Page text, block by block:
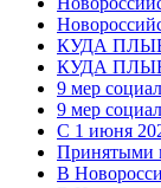
КУДА
КУДА
9 мер
9 мер
С 1 июня
Принятыми
В